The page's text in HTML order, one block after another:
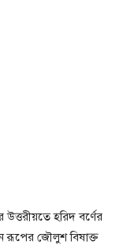
হরিদ বর্ণের
রূপের জৌলুশ বিষাক্ত